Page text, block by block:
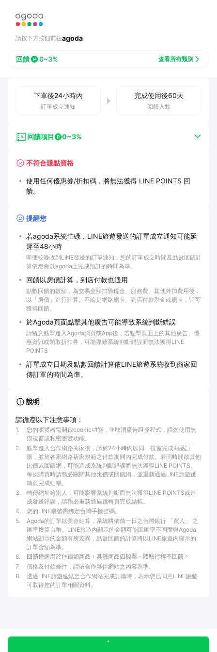
請按下方按鈕前往agoda
回饋 0~3% 查看所有類別
下單後24小時內
訂單成立通知
完成使用後60天
回饋入點
回饋項目 0~3%
不符合賺點資格
使用任何優惠券/折扣碼，將無法獲得 LINE POINTS 回
饋。
提醒您
若agoda系統忙碌，LINE旅遊發送的訂單成立通知可能延
遲至48小時
即便較晚收到LINE發送的訂單通知，您的訂單成立時間及點數回饋計
算依然會以agoda上完成預訂的時間為準。
回饋以房價計算，到店付款也適用
點數回饋的數額，為交易金額扣除稅金、服務費、其他外加費用後，
以「房價」進行計算。不論是網路刷卡、到店付款現金或刷卡，皆可
獲得回饋。
於Agoda頁面點擊其他廣告可能導致系統判斷錯誤
請留意點擊進入Agoda網頁或App後，若點擊頁面上的其他廣告、優
惠資訊或領取折扣券，可能導致系統判斷錯誤而無法獲得LINE
POINTS
訂單成立日期及點數回饋計算依LINE旅遊系統收到商家回
傳訂單的時間為準。
說明
請循遵以下注意事項：
1.
您的瀏覽器需開啟cookie功能，並取消廣告阻擋程式，請勿使用無
痕視窗或私密瀏覽功能。
2.
點擊進入合作網路商家後，請於24小時內以同一視窗完成商品訂
購，並於各家網路店家規範之付款期間內完成付款。若同時開啟其他
比價或回饋網，可能造成系統判斷錯誤而無法獲得LINE POINTS。
每次購買時請務必關閉其他比價或回饋網，並重新通過LINE旅遊跳
轉頁完成結帳。
3.
轉傳網址給別人，可能影響系統判斷而無法獲得LINE POINTS或造
成發送錯誤，請務必重新通過跳轉頁完成結帳。
4.
您的LINE帳號需綁定台灣手機號碼。
5.
Agoda的訂單以美金結算，系統將依前一日之台灣銀行 「買入」 之
匯率換算台幣。LINE旅遊內顯示的金額可能因匯率不同而與Agoda
網站顯示的金額有所差異，點數回饋的計算將以LINE旅遊內顯示的
訂單金額為準。
6. 回饋僅適用於住宿類商品，其餘商品如機票、體驗行程不回饋。
7.
價格及付款條件，請依合作夥伴網站之內容為準。
8.
透過LINE旅遊連結至合作網站完成訂購時，表示您已同意LINE旅遊
可取得您的訂單相關資料。